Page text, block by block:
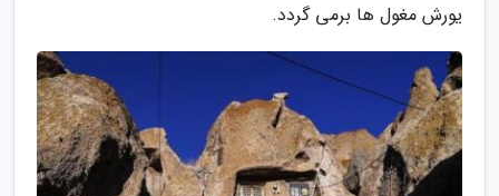
یورش مغول ها برمی گردد.